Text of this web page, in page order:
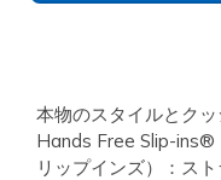
本物のスタイルとク
Hands Free Slip-ins®
リップインズ）：ス